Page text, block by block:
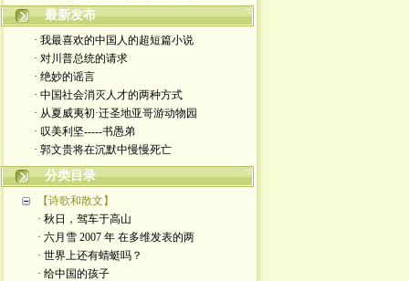
我的个人网络 jhuang22.com
最新发布
· 我最喜欢的中国人的超短篇小说
· 对川普总统的请求
· 绝妙的谣言
· 中国社会消灭人才的两种方式
· 从夏威夷初·迁圣地亚哥游动物园
· 叹美利坚-----书愚弟
· 郭文贵将在沉默中慢慢死亡
分类目录
【诗歌和散文】
· 秋日，驾车于高山
· 六月雪 2007 年 在多维发表的两
· 世界上还有蜻蜓吗？
· 给中国的孩子